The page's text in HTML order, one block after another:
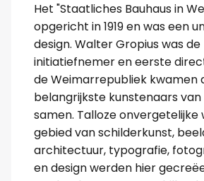
Het "Staatliches Bauhaus in
opgericht in 1919 en was een
design. Walter Gropius was de
initiatiefnemer en eerste
de Weimarrepubliek kwamen
belangrijkste kunstenaars van
samen. Talloze
gebied van schilderkunst,
architectuur, typografie,
en design werden hier